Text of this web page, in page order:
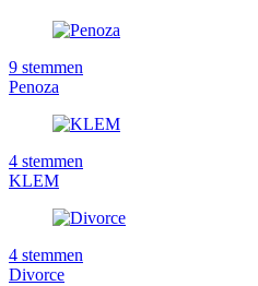
9 stemmen
Penoza
4 stemmen
KLEM
4 stemmen
Divorce